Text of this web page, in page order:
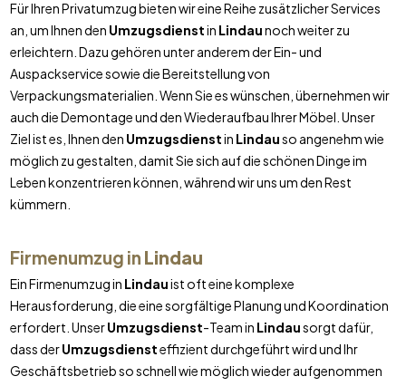
Für Ihren Privatumzug bieten wir eine Reihe zusätzlicher Services
an, um Ihnen den Umzugsdienstin Lindaunoch weiter zu
erleichtern. Dazu gehören unter anderem der Ein- und
Auspackservice sowie die Bereitstellung von
Verpackungsmaterialien. Wenn Sie es wünschen, übernehmen wir
auch die Demontage und den Wiederaufbau Ihrer Möbel. Unser
Ziel ist es, Ihnen den Umzugsdienstin Lindauso angenehm wie
möglich zu gestalten, damit Sie sich auf die schönen Dinge im
Leben konzentrieren können, während wir uns um den Rest
kümmern.
Firmenumzug in Lindau
Ein Firmenumzug in Lindauist oft eine komplexe
Herausforderung, die eine sorgfältige Planung und Koordination
erfordert. UnserUmzugsdienst-Team in Lindausorgt dafür,
dass derUmzugsdiensteffizient durchgeführt wird und Ihr
Geschäftsbetrieb so schnell wie möglich wieder aufgenommen